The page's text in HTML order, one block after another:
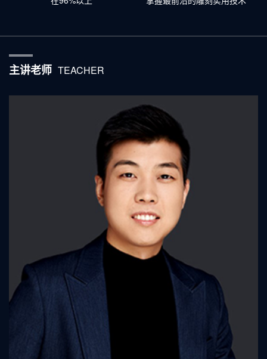
主讲老师 TEACHER